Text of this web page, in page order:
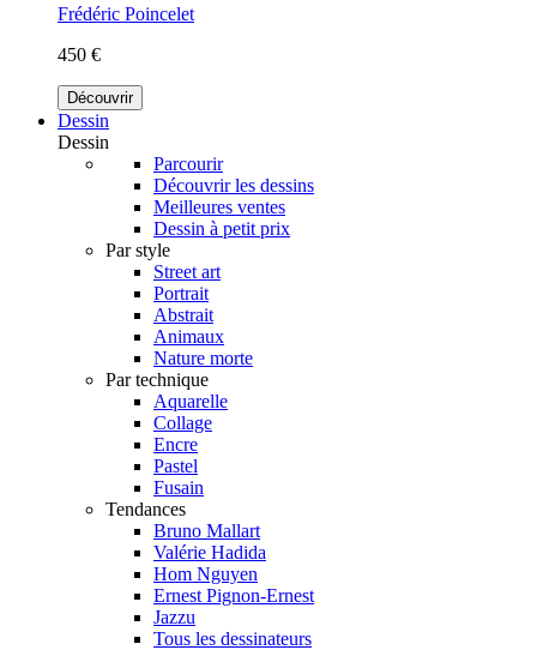
Frédéric Poincelet
450 €
Découvrir
Dessin
Dessin
Parcourir
Découvrir les dessins
Meilleures ventes
Dessin à petit prix
Par style
Street art
Portrait
Abstrait
Animaux
Nature morte
Par technique
Aquarelle
Collage
Encre
Pastel
Fusain
Tendances
Bruno Mallart
Valérie Hadida
Hom Nguyen
Ernest Pignon-Ernest
Jazzu
Tous les dessinateurs